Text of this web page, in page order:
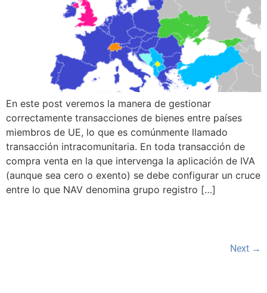
En este post veremos la manera de gestionar
correctamente transacciones de bienes entre países
miembros de UE, lo que es comúnmente llamado
transacción intracomunitaria. En toda transacción de
compra venta en la que intervenga la aplicación de IVA
(aunque sea cero o exento) se debe configurar un cruce
entre lo que NAV denomina grupo registro […]
Next →